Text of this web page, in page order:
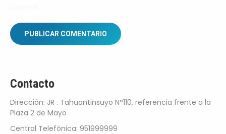
PUBLICAR COMENTARIO
Contacto
Dirección: JR . Tahuantinsuyo N°110, referencia frente a la
Plaza 2 de Mayo
Central Telefónica: 951999999